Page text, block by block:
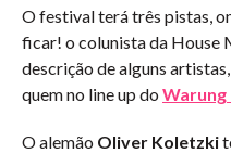
O festival terá três pistas,
ficar! o colunista da House
descrição de alguns
quem no line up do Warung
O alemão Oliver Koletzki